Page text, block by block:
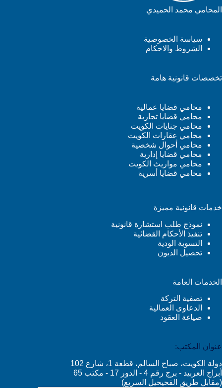
المحامي محمد الحميدي
سياسة الخصوصية
الشروط والاحكام
تخصصات قانونية هامة
محامي قضايا عمالية
محامي قضايا تجارية
محامي جنايات الكويت
محامي عقارات الكويت
محامي أحوال شخصية
محامي قضايا إدارية
محامي مواريث الكويت
محامي قضايا أسرية
خدمات قانونية مميزة
نموذج طلب استشارة قانونية
تنفيذ الأحكام القضائية
التسوية الودية
تحصيل الديون
الخدمات العامة
تصفية التركة
الدعاوى العمالية
صياغة العقود
عنوان المكتب:
دولة الكويت، صباح السالم، قطعة 1، شارع 102
أبراج العربيد - برج رقم 4 - الدور 17 - مكتب 65
(مقابل طريق الفحيحيل السريع)